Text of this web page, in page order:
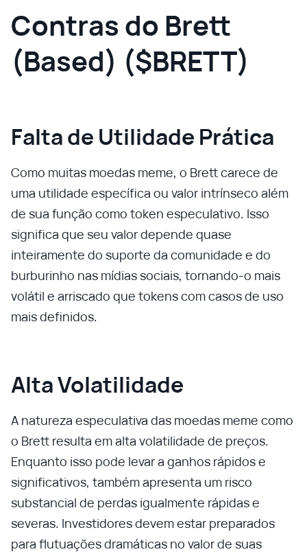
Contras do Brett
(Based) ($BRETT)
Falta de Utilidade Prática
Como muitas moedas meme, o Brett carece de
uma utilidade específica ou valor intrínseco além
de sua função como token especulativo. Isso
significa que seu valor depende quase
inteiramente do suporte da comunidade e do
burburinho nas mídias sociais, tornando-o mais
volátil e arriscado que tokens com casos de uso
mais definidos.
Alta Volatilidade
A natureza especulativa das moedas meme como
o Brett resulta em alta volatilidade de preços.
Enquanto isso pode levar a ganhos rápidos e
significativos, também apresenta um risco
substancial de perdas igualmente rápidas e
severas. Investidores devem estar preparados
para flutuações dramáticas no valor de suas